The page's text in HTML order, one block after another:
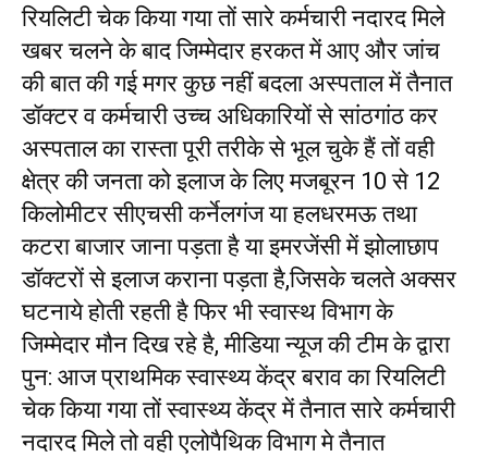
रियलिटी चेक किया गया तों सारे कर्मचारी नदारद मिले
खबर चलने के बाद जिम्मेदार हरकत में आए और जांच
की बात की गई मगर कुछ नहीं बदला अस्पताल में तैनात
डॉक्टर व कर्मचारी उच्च अधिकारियों से सांठगांठ कर
अस्पताल का रास्ता पूरी तरीके से भूल चुके हैं तों वही
क्षेत्र की जनता को इलाज के लिए मजबूरन 10 से 12
किलोमीटर सीएचसी कर्नेलगंज या हलधरमऊ तथा
कटरा बाजार जाना पड़ता है या इमरजेंसी में झोलाछाप
डॉक्टरों से इलाज कराना पड़ता है,जिसके चलते अक्सर
घटनाये होती रहती है फिर भी स्वास्थ विभाग के
जिम्मेदार मौन दिख रहे है, मीडिया न्यूज की टीम के द्वारा
पुन: आज प्राथमिक स्वास्थ्य केंद्र बराव का रियलिटी
चेक किया गया तों स्वास्थ्य केंद्र में तैनात सारे कर्मचारी
नदारद मिले तो वही एलोपैथिक विभाग मे तैनात